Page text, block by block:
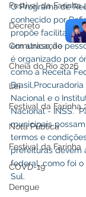
Festival da Farinha
Decreto
Comunicação
Cheia do Rio 2026
Lei
Festival da Farinha
Nota Pública
Festival da Farinha
COVD-19
Dengue
O Programa de
conhecido por
propõe facilitar a
em atraso de
é organizado por
como a Receita
Nacional e o
Nacional - INSS.
municipais
termos e
prefeituras devem
federal, como foi o
Sul.